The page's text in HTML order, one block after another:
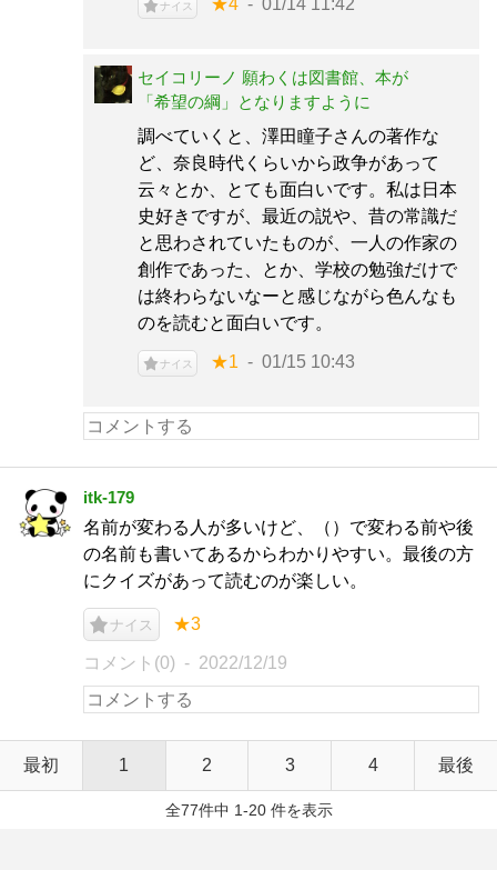
ナイス ★4 01/14 11:42
セイコリーノ 願わくは図書館、本が
「希望の綱」となりますように
調べていくと、澤田瞳子さんの著作な
ど、奈良時代くらいから政争があって
云々とか、とても面白いです。私は日本
史好きですが、最近の説や、昔の常識だ
と思わされていたものが、一人の作家の
創作であった、とか、学校の勉強だけで
は終わらないなーと感じながら色んなも
のを読むと面白いです。
ナイス ★1 01/15 10:43
itk-179
名前が変わる人が多いけど、（）で変わる前や後
の名前も書いてあるからわかりやすい。最後の方
にクイズがあって読むのが楽しい。
ナイス ★3
コメント(0) 2022/12/19
最初 1 2 3 4 最後
全77件中 1-20 件を表示